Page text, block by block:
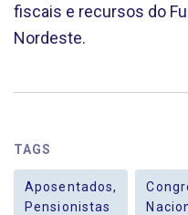
fiscais e recursos do
Nordeste.
TAGS
Aposentados,
Pensionistas